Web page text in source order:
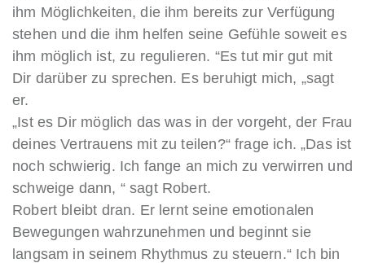
ihm Möglichkeiten, die ihm bereits zur Verfügung
stehen und die ihm helfen seine Gefühle soweit es
ihm möglich ist, zu regulieren. “Es tut mir gut mit
Dir darüber zu sprechen. Es beruhigt mich, „sagt
er.
„Ist es Dir möglich das was in der vorgeht, der Frau
deines Vertrauens mit zu teilen?“ frage ich. „Das ist
noch schwierig. Ich fange an mich zu verwirren und
schweige dann, “ sagt Robert.
Robert bleibt dran. Er lernt seine emotionalen
Bewegungen wahrzunehmen und beginnt sie
langsam in seinem Rhythmus zu steuern.“ Ich bin